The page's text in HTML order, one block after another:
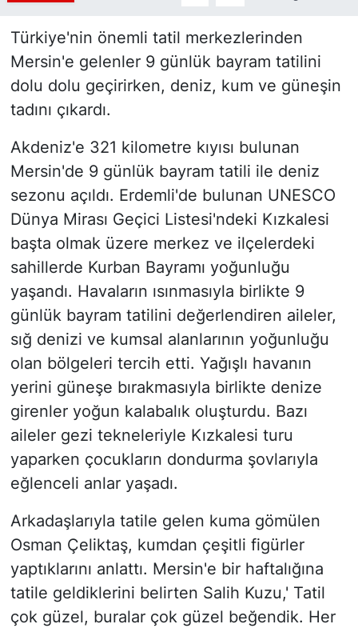
Türkiye'nin önemli tatil merkezlerinden
Mersin'e gelenler 9 günlük bayram tatilini
dolu dolu geçirirken, deniz, kum ve güneşin
tadını çıkardı.
Akdeniz'e 321 kilometre kıyısı bulunan
Mersin'de 9 günlük bayram tatili ile deniz
sezonu açıldı. Erdemli'de bulunan UNESCO
Dünya Mirası Geçici Listesi'ndeki Kızkalesi
başta olmak üzere merkez ve ilçelerdeki
sahillerde Kurban Bayramı yoğunluğu
yaşandı. Havaların ısınmasıyla birlikte 9
günlük bayram tatilini değerlendiren aileler,
sığ denizi ve kumsal alanlarının yoğunluğu
olan bölgeleri tercih etti. Yağışlı havanın
yerini güneşe bırakmasıyla birlikte denize
girenler yoğun kalabalık oluşturdu. Bazı
aileler gezi tekneleriyle Kızkalesi turu
yaparken çocukların dondurma şovlarıyla
eğlenceli anlar yaşadı.
Arkadaşlarıyla tatile gelen kuma gömülen
Osman Çeliktaş, kumdan çeşitli figürler
yaptıklarını anlattı. Mersin'e bir haftalığına
tatile geldiklerini belirten Salih Kuzu,' Tatil
çok güzel, buralar çok güzel beğendik. Her